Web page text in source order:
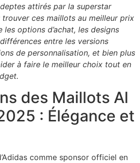
attirés par la superstar
ces maillots au meilleur prix
options d’achat, les designs
entre les versions
de personnalisation, et bien plus
à faire le meilleur choix tout en
des Maillots Al
: Élégance et
comme sponsor officiel en